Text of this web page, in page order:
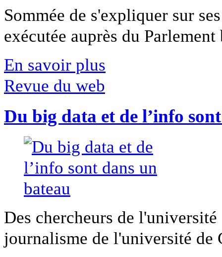
Sommée de s'expliquer sur
exécutée auprès du
En savoir plus
Revue du web
Du big data et de l’info
Des chercheurs de
journalisme de l'université